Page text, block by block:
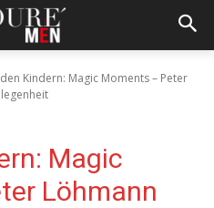
Kindern: Magic Moments – Peter
Magic
Löhmann